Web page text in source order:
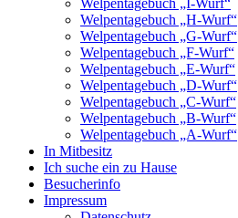
Welpentagebuch „I-Wurf“
Welpentagebuch „H-Wurf“
Welpentagebuch „G-Wurf“
Welpentagebuch „F-Wurf“
Welpentagebuch „E-Wurf“
Welpentagebuch „D-Wurf“
Welpentagebuch „C-Wurf“
Welpentagebuch „B-Wurf“
Welpentagebuch „A-Wurf“
In Mitbesitz
Ich suche ein zu Hause
Besucherinfo
Impressum